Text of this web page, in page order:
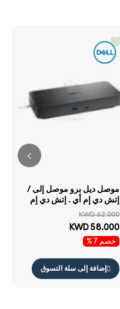
موصل ديل برو موصل إلى /
إتش دي إم أي . إتش دي إم
أي /منفذ العرض .منفذ
KWD 62.000
KWD 58.000
خصم 7%
إضافة إلى سلة التسوق